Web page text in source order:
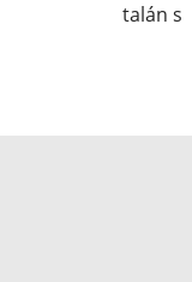
talán s